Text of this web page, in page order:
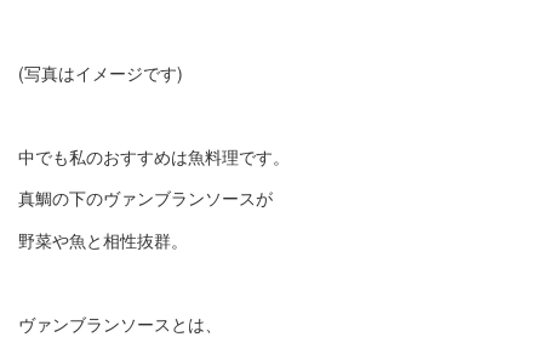
(写真はイメージです)
中でも私のおすすめは魚料理です。
真鯛の下のヴァンブランソースが
野菜や魚と相性抜群。
ヴァンブランソースとは、